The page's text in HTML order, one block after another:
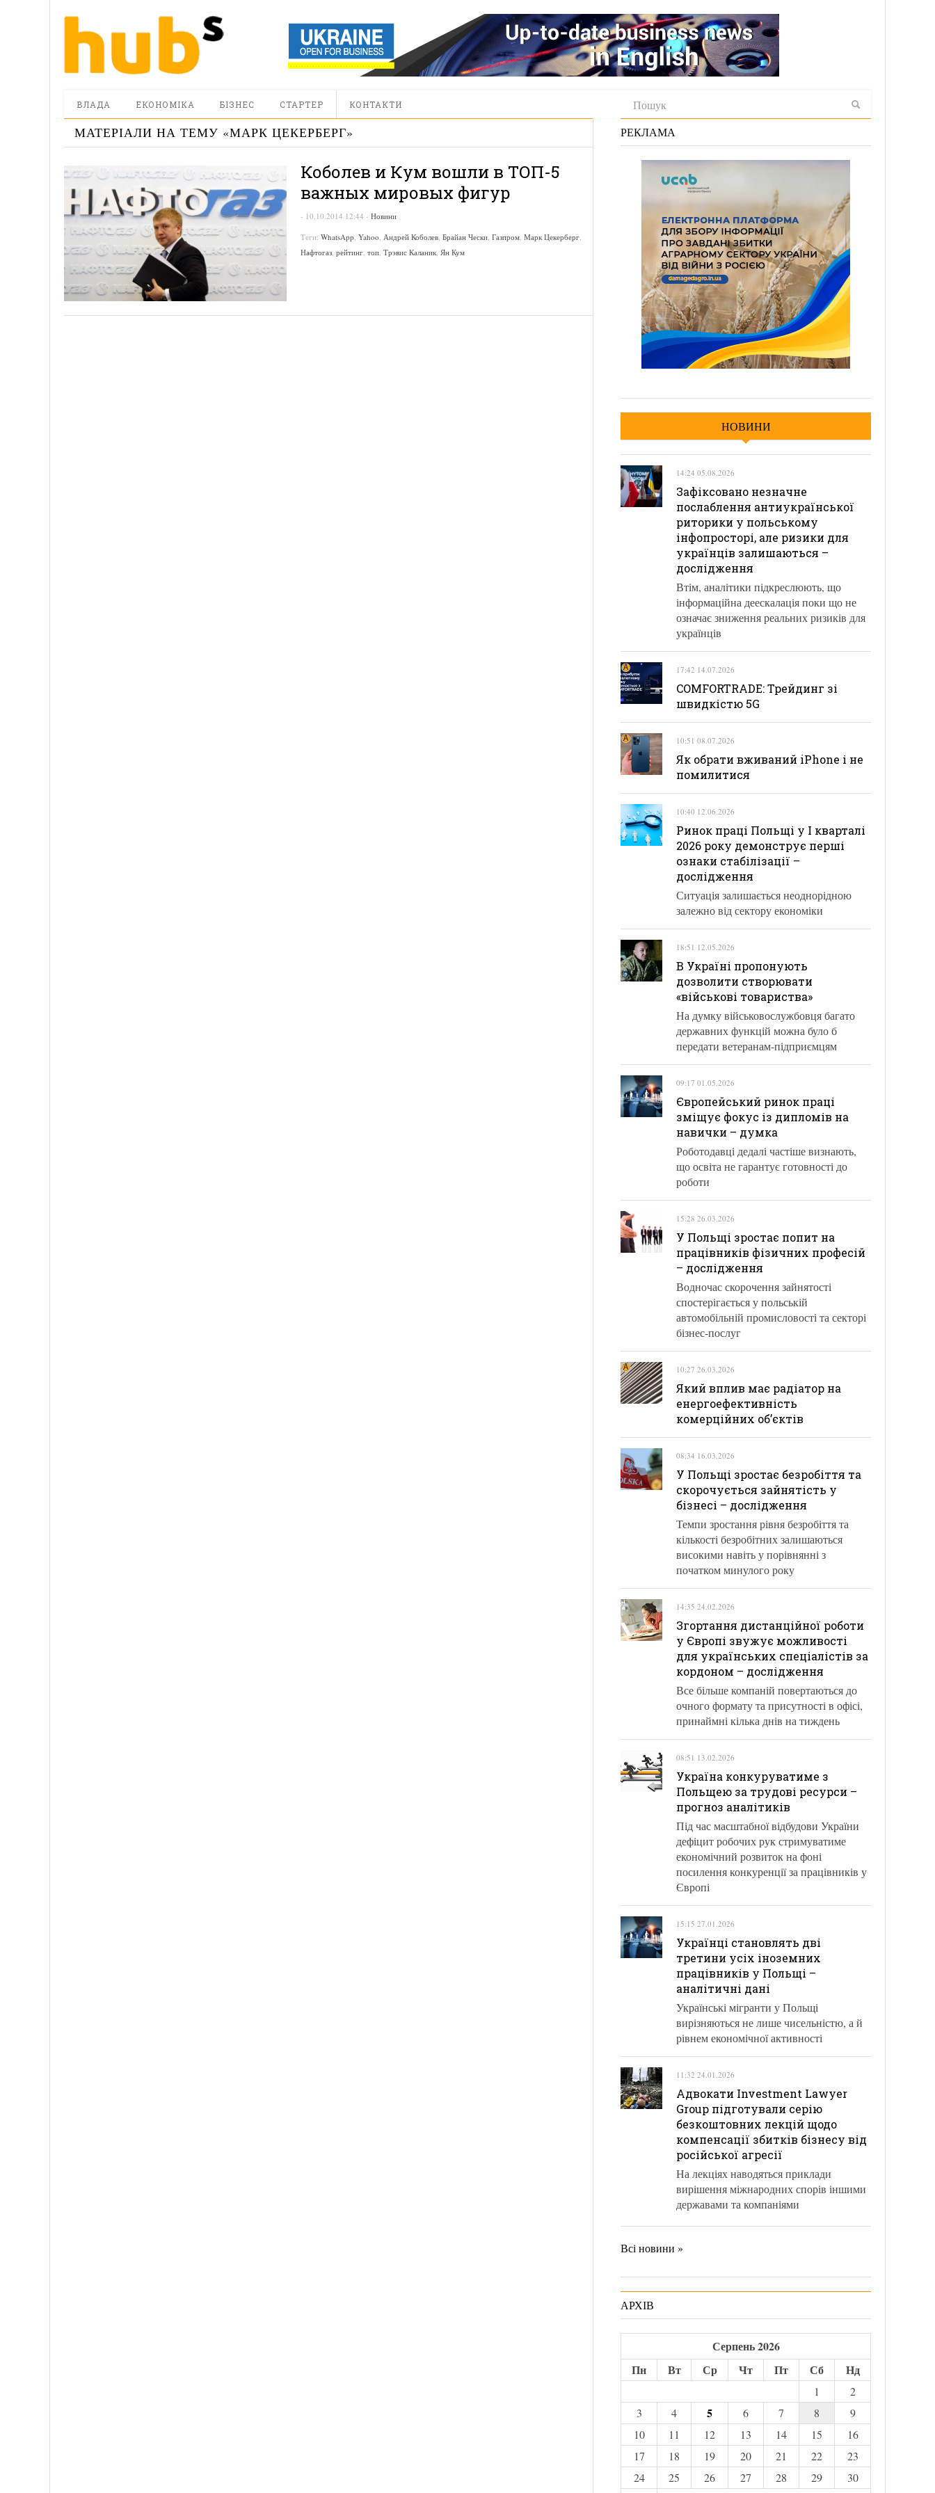
ВЛАДА ЕКОНОМІКА БІЗНЕС СТАРТЕР КОНТАКТИ
МАТЕРІАЛИ НА ТЕМУ «МАРК ЦЕКЕРБЕРГ»
Коболев и Кум вошли в ТОП-5
важных мировых фигур
- 10.10.2014 12:44 - Новини
Теги: WhatsApp, Yahoo, Андрей Коболев, Брайан Чески, Газпром, Марк Цекерберг,
Нафтогаз, рейтинг, топ, Трэвис Каланик, Ян Кум
РЕКЛАМА
НОВИНИ
14:24 05.08.2026
Зафіксовано незначне
послаблення антиукраїнської
риторики у польському
інфопросторі, але ризики для
українців залишаються –
дослідження
Втім, аналітики підкреслюють, що
інформаційна деескалація поки що не
означає зниження реальних ризиків для
українців
17:42 14.07.2026
COMFORTRADE: Трейдинг зі
швидкістю 5G
10:51 08.07.2026
Як обрати вживаний iPhone і не
помилитися
10:40 12.06.2026
Ринок праці Польщі у І кварталі
2026 року демонструє перші
ознаки стабілізації –
дослідження
Ситуація залишається неоднорідною
залежно від сектору економіки
18:51 12.05.2026
В Україні пропонують
дозволити створювати
«військові товариства»
На думку військовослужбовця багато
державних функцій можна було б
передати ветеранам-підприємцям
09:17 01.05.2026
Європейський ринок праці
зміщує фокус із дипломів на
навички – думка
Роботодавці дедалі частіше визнають,
що освіта не гарантує готовності до
роботи
15:28 26.03.2026
У Польщі зростає попит на
працівників фізичних професій
– дослідження
Водночас скорочення зайнятості
спостерігається у польській
автомобільній промисловості та секторі
бізнес-послуг
10:27 26.03.2026
Який вплив має радіатор на
енергоефективність
комерційних об’єктів
08:34 16.03.2026
У Польщі зростає безробіття та
скорочується зайнятість у
бізнесі – дослідження
Темпи зростання рівня безробіття та
кількості безробітних залишаються
високими навіть у порівнянні з
початком минулого року
14:35 24.02.2026
Згортання дистанційної роботи
у Європі звужує можливості
для українських спеціалістів за
кордоном – дослідження
Все більше компаній повертаються до
очного формату та присутності в офісі,
принаймні кілька днів на тиждень
08:51 13.02.2026
Україна конкуруватиме з
Польщею за трудові ресурси –
прогноз аналітиків
Під час масштабної відбудови України
дефіцит робочих рук стримуватиме
економічний розвиток на фоні
посилення конкуренції за працівників у
Європі
15:15 27.01.2026
Українці становлять дві
третини усіх іноземних
працівників у Польщі –
аналітичні дані
Українські мігранти у Польщі
вирізняються не лише чисельністю, а й
рівнем економічної активності
11:32 24.01.2026
Адвокати Investment Lawyer
Group підготували серію
безкоштовних лекцій щодо
компенсації збитків бізнесу від
російської агресії
На лекціях наводяться приклади
вирішення міжнародних спорів іншими
державами та компаніями
Всі новини »
АРХІВ
Серпень 2026
Пн
Вт Ср Чт Пт Сб Нд
1
2
3
4 5 6 7 8
9
10
11 12 13 14 15
16
17
18 19 20 21 22
23
24
25 26 27 28 29
30